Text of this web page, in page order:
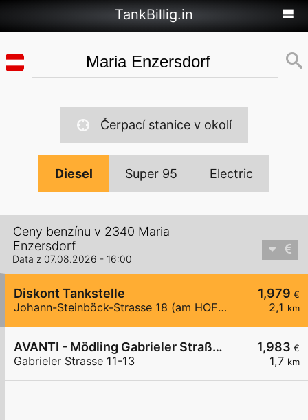
TankBillig.in
Čerpací stanice v okolí
Diesel Super 95 Electric
Ceny benzínu v 2340 Maria
Enzersdorf
Data z 07.08.2026 - 16:00
1,979 €
2,1 km
Diskont Tankstelle
Johann-Steinböck-Strasse 18 (am HOFER Parkplatz)
1,983 €
1,7 km
AVANTI - Mödling Gabrieler Straße 11-13
Gabrieler Strasse 11-13